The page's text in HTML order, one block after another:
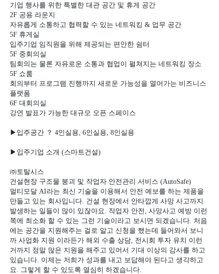
기업 행사를 위한 특별한 대관 공간 및 휴게 공간
2F 공용 라운지
자유롭게 소통하고 협력할 수 있는 네트워킹 & 업무 공간
5F 휴게실
입주기업 임직원을 위해 제공되는 편안한 쉼터
5F 중회의실
팀회의는 물론 자유로운 소통과 협업이 펼쳐지는 네트워킹 장소
5F 쇼룸
회의부터 프로그램 진행까지 새로운 가능성을 열어가는 비즈니스
플랫폼
6F 대회의실
강연 발표가 가능한 대규모 오픈 스페이스
▶ 입주공간 ？ 4인실용 , 6인실용 , 8인실용
▶ 입주기업 소개 (스마트건설)
㈜토탈시스
건설현장 구조물 붕괴 및 작업자 안전관리 서비스 (AutoSafe)
멀티모달 AI라는 최신 기술을 이용해서 안전 예보를 하는 제품을
만들고 있는 회사입니다 건설 현장에서 안타깝게 사망 사고까지
발생하는 일들이 많이 있잖아요
작업자 안전
사망사고 예방 이런
쪽에 최소화 할 수 있는 그런 기술이라고 보시면 되겠습니다 처음
에는 공간을 지원해주는 걸로 알고 신청을 했는데 들어와서 보니
까 사업화 지원 이라든가 해외 수출 상담 전시회 투자 유치 이런
거까지 정말 많은 지원을 해주고 있어서 기대 이상의 감사를 하고
있습니다 이제는 저희가 성과를 내고 보답해야 된다고 생각하고
요
그렇게 할 수 있도록 열심히 하겠습니다